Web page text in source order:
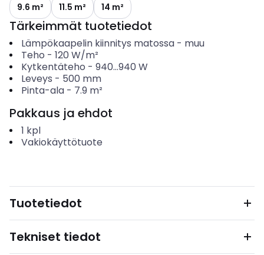
9.6 m²
11.5 m² 14 m²
Tärkeimmät tuotetiedot
Lämpökaapelin kiinnitys matossa- muu
Teho - 120 W/m²
Kytkentäteho - 940...940 W
Leveys - 500 mm
Pinta-ala- 7.9 m²
Pakkaus ja ehdot
1 kpl
Vakiokäyttötuote
Tuotetiedot
Tekniset tiedot